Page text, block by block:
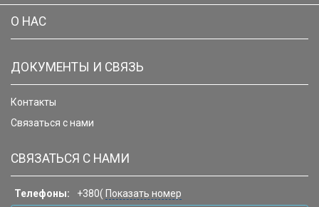
О НАС
ДОКУМЕНТЫ И СВЯЗЬ
Контакты
Связаться с нами
СВЯЗАТЬСЯ С НАМИ
Телефоны: +380( Показать номер